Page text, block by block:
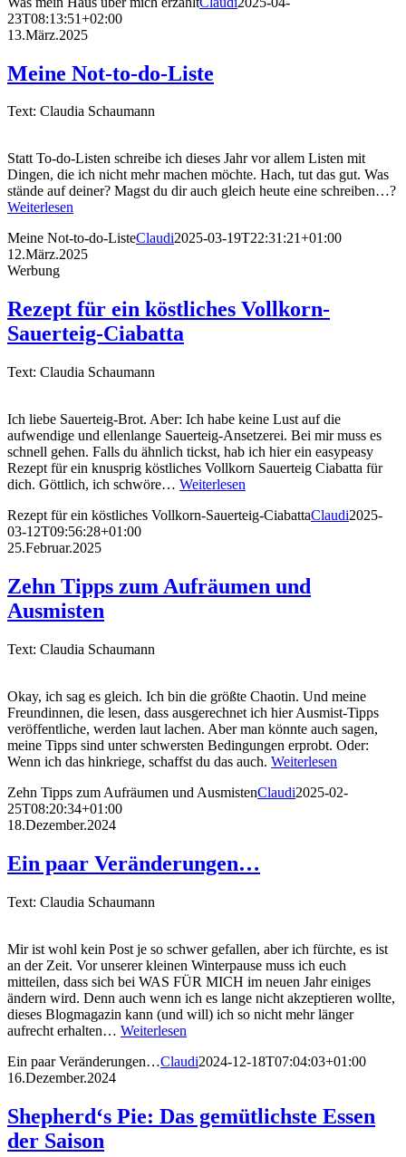
23T08:13:51+02:00
13.März.2025
Meine Not-to-do-Liste
Text: Claudia Schaumann
Statt To-do-Listen schreibe ich dieses Jahr vor allem Listen mit
Dingen, die ich nicht mehr machen möchte. Hach, tut das gut. Was
stände auf deiner? Magst du dir auch gleich heute eine schreiben…?
Weiterlesen
Meine Not-to-do-ListeClaudi2025-03-19T22:31:21+01:00
12.März.2025
Werbung
Rezept für ein köstliches Vollkorn-
Sauerteig-Ciabatta
Text: Claudia Schaumann
Ich liebe Sauerteig-Brot. Aber: Ich habe keine Lust auf die
aufwendige und ellenlange Sauerteig-Ansetzerei. Bei mir muss es
schnell gehen. Falls du ähnlich tickst, hab ich hier ein easypeasy
Rezept für ein knusprig köstliches Vollkorn Sauerteig Ciabatta für
dich. Göttlich, ich schwöre… Weiterlesen
Rezept für ein köstliches Vollkorn-Sauerteig-CiabattaClaudi2025-
03-12T09:56:28+01:00
25.Februar.2025
Zehn Tipps zum Aufräumen und
Ausmisten
Text: Claudia Schaumann
Okay, ich sag es gleich. Ich bin die größte Chaotin. Und meine
Freundinnen, die lesen, dass ausgerechnet ich hier Ausmist-Tipps
veröffentliche, werden laut lachen. Aber man könnte auch sagen,
meine Tipps sind unter schwersten Bedingungen erprobt. Oder:
Wenn ich das hinkriege, schaffst du das auch. Weiterlesen
Zehn Tipps zum Aufräumen und AusmistenClaudi2025-02-
25T08:20:34+01:00
18.Dezember.2024
Ein paar Veränderungen…
Text: Claudia Schaumann
Mir ist wohl kein Post je so schwer gefallen, aber ich fürchte, es ist
an der Zeit. Vor unserer kleinen Winterpause muss ich euch
mitteilen, dass sich bei WAS FÜR MICH im neuen Jahr einiges
ändern wird. Denn auch wenn ich es lange nicht akzeptieren wollte,
dieses Blogmagazin kann (und will) ich so nicht mehr länger
aufrecht erhalten… Weiterlesen
Ein paar Veränderungen…Claudi2024-12-18T07:04:03+01:00
16.Dezember.2024
Shepherd‘s Pie: Das gemütlichste Essen
der Saison